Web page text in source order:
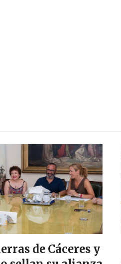
de Cáceres y